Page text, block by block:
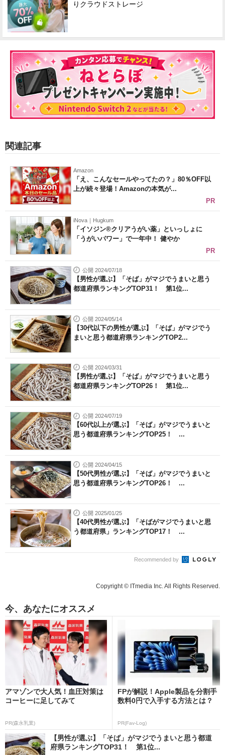
りクラウドストレージ
関連記事
Amazon
「え、こんなセールやってたの？」80％OFF以
上が続々登場！Amazonの本気が...
PR
iNova｜Hugkum
「イソジン®クリアうがい薬」といっしょに
「うがいパワー」で一年中！ 健やか
PR
公開 2024/07/18
【男性が選ぶ】「そば」がマジでうまいと思う
都道府県ランキングTOP31！ 第1位...
公開 2024/05/14
【30代以下の男性が選ぶ】「そば」がマジでう
まいと思う都道府県ランキングTOP2...
公開 2024/03/31
【男性が選ぶ】「そば」がマジでうまいと思う
都道府県ランキングTOP26！ 第1位...
公開 2024/07/19
【60代以上が選ぶ】「そば」がマジでうまいと
思う都道府県ランキングTOP25！ ...
公開 2024/04/15
【50代男性が選ぶ】「そば」がマジでうまいと
思う都道府県ランキングTOP26！ ...
公開 2025/01/25
【40代男性が選ぶ】「そばがマジでうまいと思
う都道府県」ランキングTOP17！ ...
Recommended by
Copyright © ITmedia Inc. All Rights Reserved.
今、あなたにオススメ
アマゾンで大人気！血圧対策は
コーヒーに足してみて
PR(森永乳業)
FPが解説！Apple製品を分割手
数料0円で入手する方法とは？
PR(Fav-Log)
【男性が選ぶ】「そば」がマジでうまいと思う都道
府県ランキングTOP31！ 第1位...